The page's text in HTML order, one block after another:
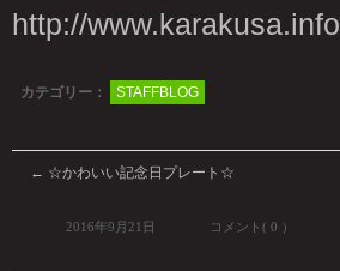
http://www.karakusa.info
カテゴリー： STAFFBLOG
← ☆かわいい記念日プレート☆
2016年9月21日 コメント( 0 ）